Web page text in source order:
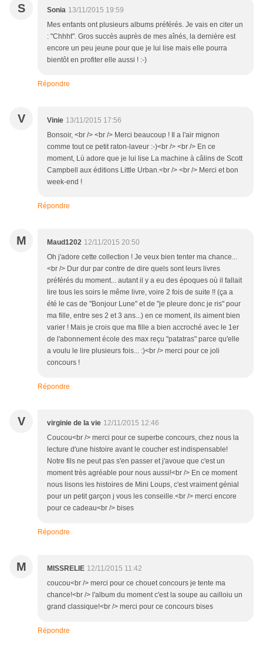
S Sonia 13/11/2015 19:59
Mes enfants ont plusieurs albums préférés. Je vais en citer un
: "Chhht". Gros succès auprès de mes aînés, la dernière est
encore un peu jeune pour que je lui lise mais elle pourra
bientôt en profiter elle aussi ! :-)
Répondre
V Vinie 13/11/2015 17:56
Bonsoir, <br /> <br /> Merci beaucoup ! Il a l'air mignon
comme tout ce petit raton-laveur :-)<br /> <br /> En ce
moment, Lù adore que je lui lise La machine à câlins de Scott
Campbell aux éditions Little Urban.<br /> <br /> Merci et bon
week-end !
Répondre
M Maud1202 12/11/2015 20:50
Oh j'adore cette collection ! Je veux bien tenter ma chance...
<br /> Dur dur par contre de dire quels sont leurs livres
préférés du moment... autant il y a eu des époques où il fallait
lire tous les soirs le même livre, voire 2 fois de suite !! (ça a
été le cas de "Bonjour Lune" et de "je pleure donc je ris" pour
ma fille, entre ses 2 et 3 ans...) en ce moment, ils aiment bien
varier ! Mais je crois que ma fille a bien accroché avec le 1er
de l'abonnement école des max reçu "patatras" parce qu'elle
a voulu le lire plusieurs fois... :)<br /> merci pour ce joli
concours !
Répondre
V virginie de la vie 12/11/2015 12:46
Coucou<br /> merci pour ce superbe concours, chez nous la
lecture d'une histoire avant le coucher est indispensable!
Notre fils ne peut pas s'en passer et j'avoue que c'est un
moment très agréable pour nous aussi!<br /> En ce moment
nous lisons les histoires de Mini Loups, c'est vraiment génial
pour un petit garçon j vous les conseille.<br /> merci encore
pour ce cadeau<br /> bises
Répondre
M MISSRELIE 12/11/2015 11:42
coucou<br /> merci pour ce chouet concours je tente ma
chance!<br /> l'album du moment c'est la soupe au cailloiu un
grand classique!<br /> merci pour ce concours bises
Répondre